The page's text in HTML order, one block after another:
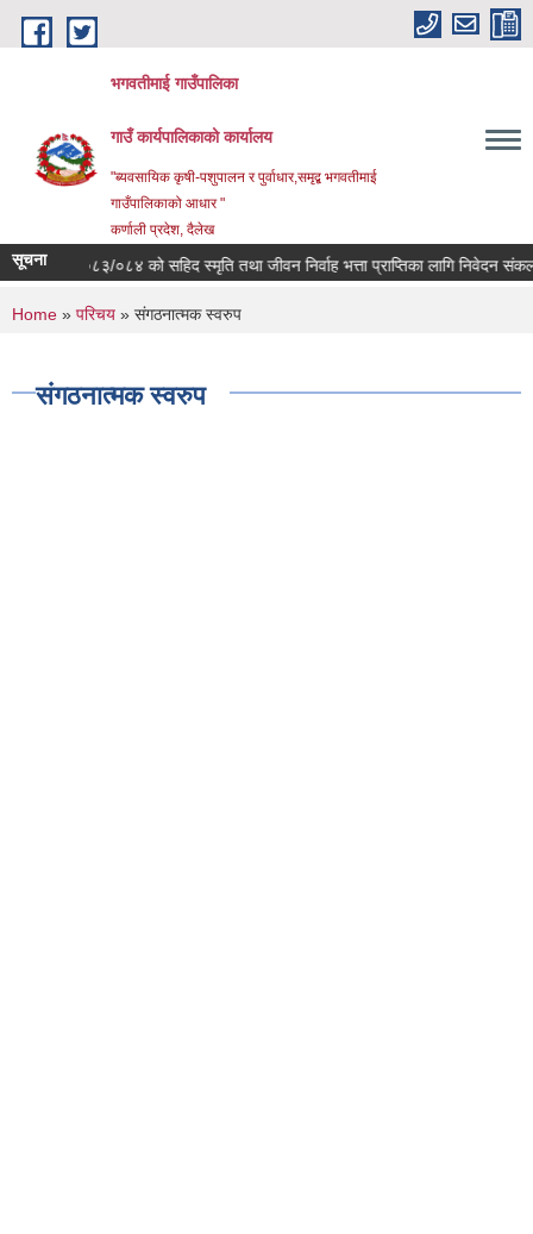
Skip to main content
भगवतीमाई गाउँपालिका
गाउँ कार्यपालिकाको कार्यालय
"ब्यवसायिक कृषी-पशुपालन र पुर्वाधार,समृद्ब भगवतीमाई
गाउँपालिकाको आधार "
कर्णाली प्रदेश, दैलेख
सूचना
आ.व. २०८३/०८४ को सहिद स्मृति तथा जीवन निर्वाह भत्ता प्राप्तिका लागि निवेदन संकलन
You are here
Home » परिचय » संगठनात्मक स्वरुप
संगठनात्मक स्वरुप